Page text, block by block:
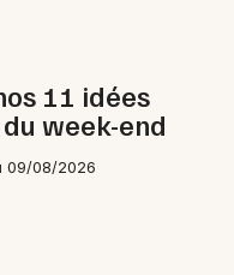
11 idées
week-end
09/08/2026